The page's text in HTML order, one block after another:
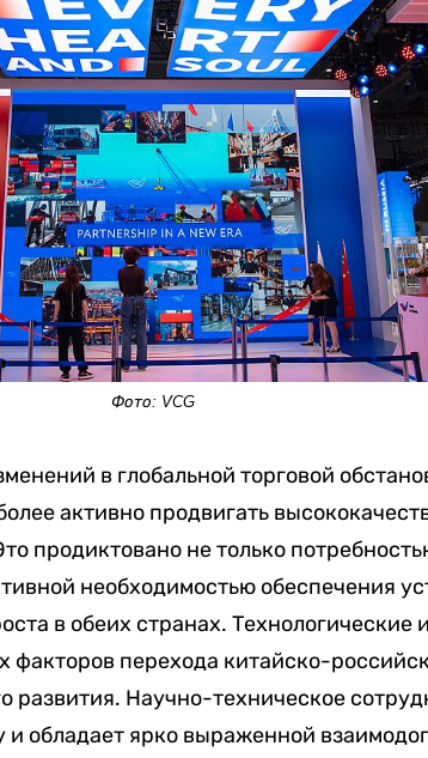
Фото: VCG
в глобальной торговой
активно продвигать
продиктовано не только
необходимостью обеспечения
в обеих странах. Технологические
перехода китайско-
развития. Научно-техническое
и обладает ярко выраженной